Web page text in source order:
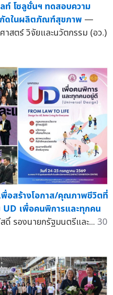
โซลูชั่นฯ ทดสอบความ
ดในผลิตภัณฑ์สุขภาพ —
าสตร์ วิจัยและนวัตกรรม (อว.)
พื่อสร้างโอกาส/คุณภาพชีวิตที่
UD เพื่อคนพิการและทุกคน
รองนายกรัฐมนตรีและ... 30